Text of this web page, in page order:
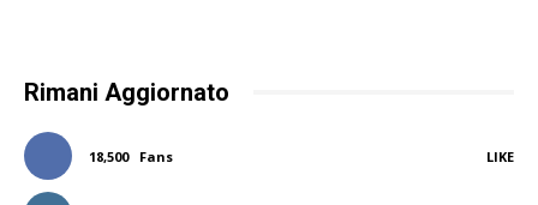
Rimani Aggiornato
18,500 Fans LIKE